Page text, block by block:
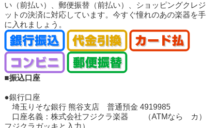
い（前払い）、郵便振替（前払い）、ショッピングクレジ
ットの決済に対応しています。今すぐ憧れのあの楽器を手
に入れましょう。
■振込口座
●銀行口座
埼玉りそな銀行 熊谷支店 普通預金 4919985
口座名義：株式会社フジクラ楽器 （ATMなら カ）
フジクラガッキと入力）